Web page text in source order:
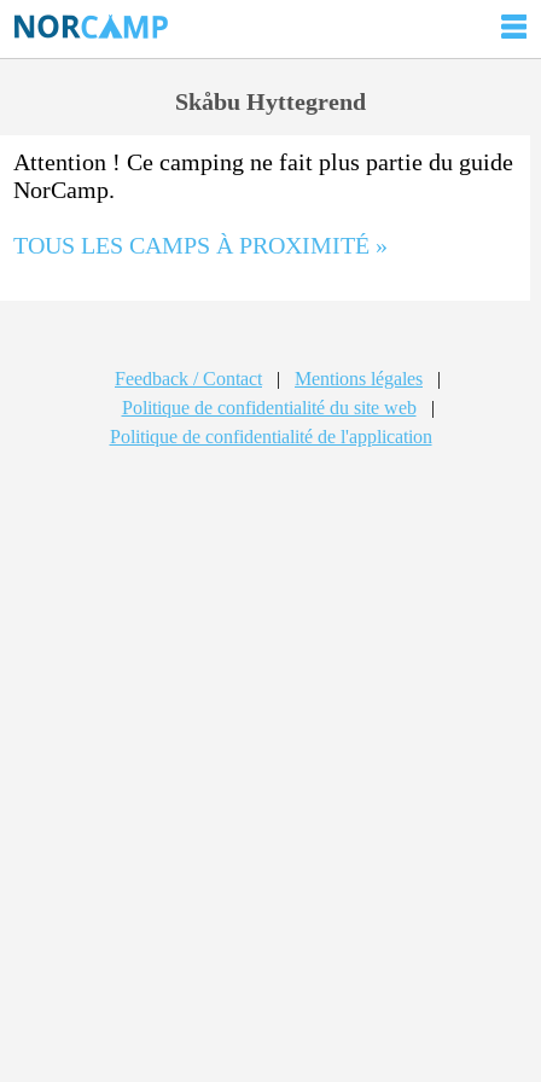
Skåbu Hyttegrend
Attention ! Ce camping ne fait plus partie du guide
NorCamp.
TOUS LES CAMPS À PROXIMITÉ »
Feedback / Contact | Mentions légales
|
Politique de confidentialité du site web
|
Politique de confidentialité de l'application